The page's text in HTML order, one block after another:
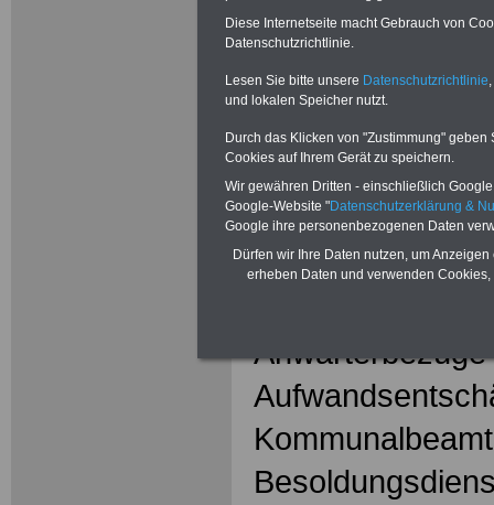
Nebentätig-keitsrecht, Berufseinstieg
und Frauen im öffentlichen Dienst
>>>mehr Informationen
Mehr
hier
Diese Internetseite macht Gebrauch von
Datenschutzrichtlinie.
Lesen Sie bitte unsere Datenschutzrichtlinie
und lokalen Speicher nutzt.
Durch das Klicken von "Zustimmung"
Cookies auf Ihrem Gerät zu speichern.
Wir gewähren Dritten - einschließlich
Google-Website "Datenschutzerklärung &
Google ihre personenbezogenen Daten
Dürfen wir Ihre Daten nutzen, um
erheben Daten und verwenden